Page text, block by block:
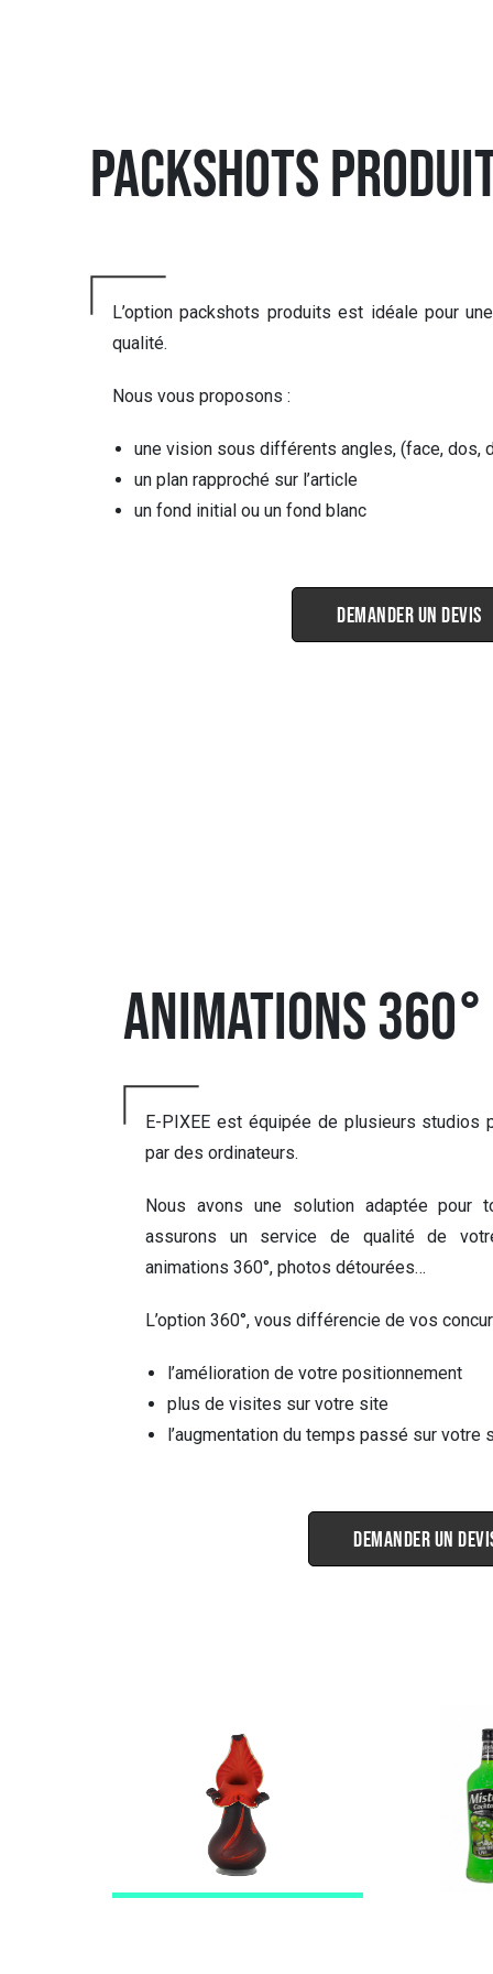
Packshots
L’option packshots produits est idéale pour
qualité.
Nous vous proposons :
une vision sous différents angles, (face, dos,
un plan rapproché sur l’article
un fond initial ou un fond blanc
Demander un devis
ANIMATIONS 360°
E-PIXEE est équipée de plusieurs studios
par des ordinateurs.
Nous avons une solution adaptée pour
assurons un service de qualité de
animations 360°, photos détourées…
L’option 360°, vous différencie de vos
l’amélioration de votre positionnement
plus de visites sur votre site
l’augmentation du temps passé sur votre
Demander un